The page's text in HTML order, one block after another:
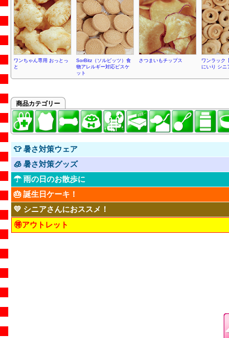
ワンちゃん専用 おっとっ
と
SorBitz（ソルビッツ）食
物アレルギー対応ビスケ
ット
さつまいもチップス
ワンラック
にいり シニ
商品カテゴリー
👕 暑さ対策ウェア
🧊 暑さ対策グッズ
☂ 雨の日のお散歩に
🎂 誕生日ケーキ！
💛 シニアさんにおススメ！
🉐アウトレット